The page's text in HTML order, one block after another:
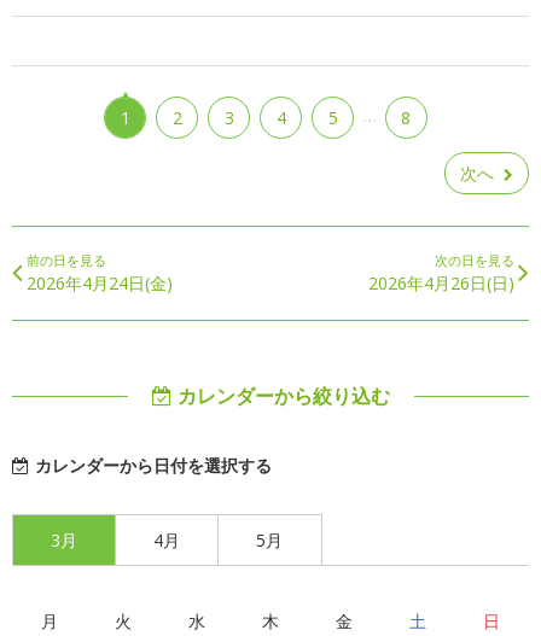
1 2 3 4 5 … 8
次へ
前の日を見る
2026年4月24日(金)
次の日を見る
2026年4月26日(日)
カレンダーから絞り込む
カレンダーから日付を選択する
3月 4月 5月
月 火 水 木 金 土 日